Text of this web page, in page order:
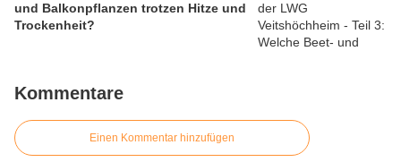
und Balkonpflanzen trotzen Hitze und
Trockenheit?
Kommentare
Einen Kommentar hinzufügen